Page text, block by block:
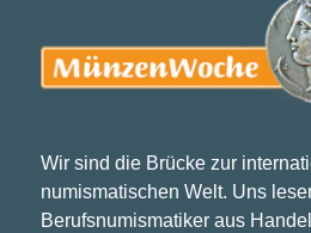
Wir sind die Brücke zur
numismatischen Welt. Uns
Berufsnumismatiker aus